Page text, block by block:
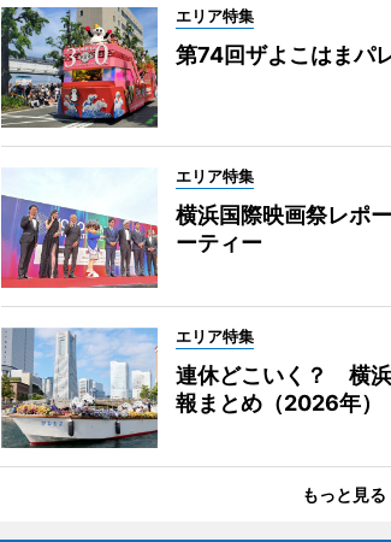
エリア特集
第74回ザよこはま
エリア特集
横浜国際映画祭レポ
ーティー
エリア特集
連休どこいく？ 横
報まとめ（2026年）
もっと見る